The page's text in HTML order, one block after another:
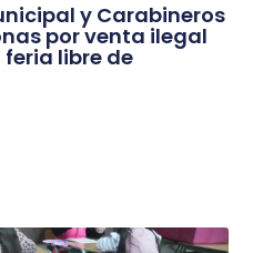
y Carabineros
por venta ilegal
libre de